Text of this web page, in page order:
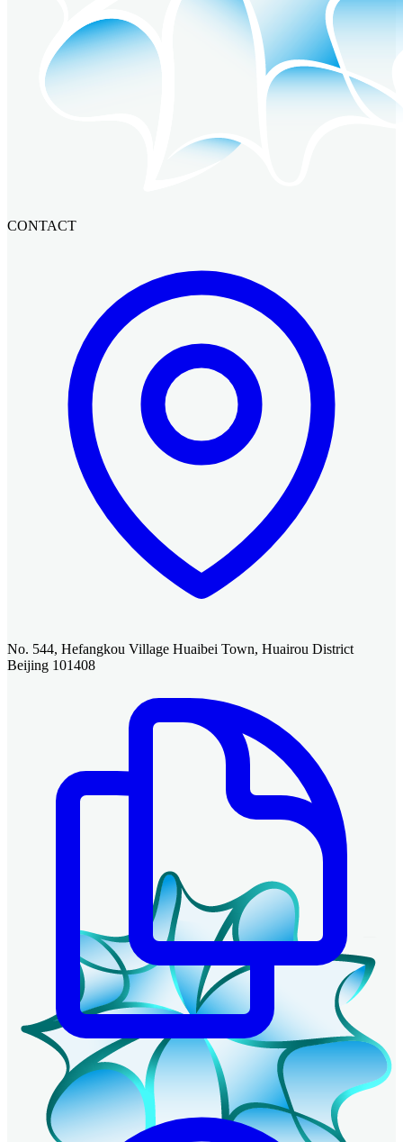
CONTACT
No. 544, Hefangkou Village Huaibei Town, Huairou District
Beijing 101408